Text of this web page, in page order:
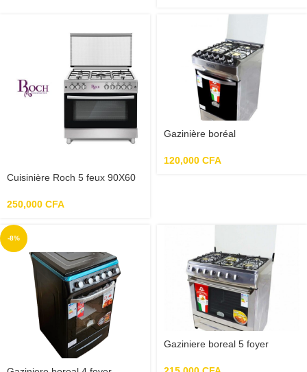
Cuisinière Roch 5 feux 90X60
250,000 CFA
Gazinière boréal
120,000 CFA
-8%
Gaziniere boreal 5 foyer